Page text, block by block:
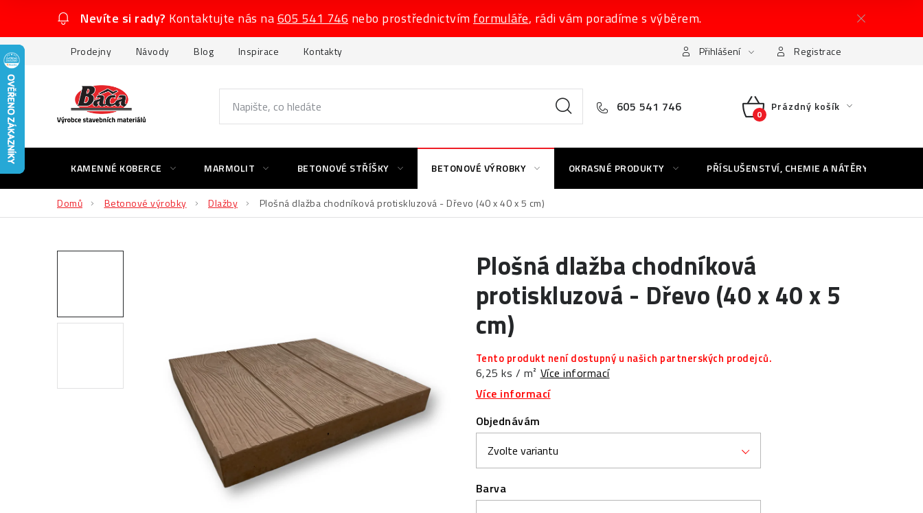
obsah
Nevíte si rady? Kontaktujte nás na605 541 746 nebo prostřednictvím formuláře, rádi vám poradíme s výběrem.
Prodejny Návody Blog Inspirace Kontakty Přihlášení Registrace
605 541 746
NÁKUPNÍ
Prázdný košík
KAMENNÉ KOBERCE MARMOLIT BETONOVÉ STŘÍŠKY BETONOVÉ VÝROBKY OKRASNÉ PRODUKTY PŘÍSLUŠENSTVÍ, CHEMIE A NÁTĚRY
Domů Betonové výrobky Dlažby Plošná dlažba chodníková protiskluzová - Dřevo (40 x 40 x 5 cm)
Plošná dlažba chodníková
protiskluzová - Dřevo (40 x 40 x 5
cm)
Tento produkt není dostupný u našich partnerských prodejců.
6,25 ks / m² Více informací
Více informací
Objednávám
Barva